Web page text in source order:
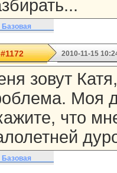
Базовая
2010-11-15
зовут
Моя
что
Базовая